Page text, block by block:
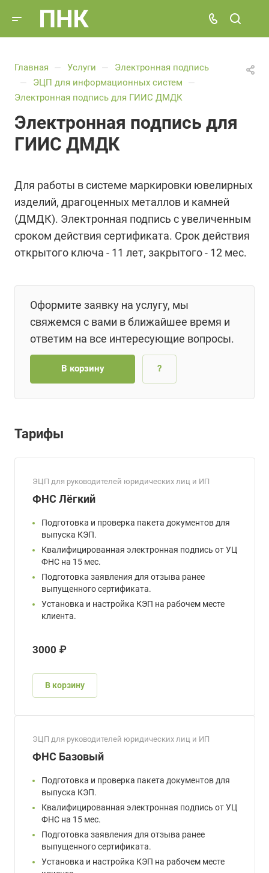
Главная — Услуги —
Электронная подпись
—
ЭЦП для информационных систем
—
Электронная подпись для ГИИС ДМДК
Электронная подпись для
ГИИС ДМДК
Для работы в системе маркировки ювелирных
изделий, драгоценных металлов и камней
(ДМДК). Электронная подпись с увеличенным
сроком действия сертификата. Срок действия
открытого ключа - 11 лет, закрытого - 12 мес.
Оформите заявку на услугу, мы
свяжемся с вами в ближайшее время и
ответим на все интересующие вопросы.
В корзину ?
Тарифы
ЭЦП для руководителей юридических лиц и ИП
ФНС Лёгкий
Подготовка и проверка пакета документов для
выпуска КЭП.
Квалифицированная электронная подпись от УЦ
ФНС на 15 мес.
Подготовка заявления для отзыва ранее
выпущенного сертификата.
Установка и настройка КЭП на рабочем месте
клиента.
3000 ₽
В корзину
ЭЦП для руководителей юридических лиц и ИП
ФНС Базовый
Подготовка и проверка пакета документов для
выпуска КЭП.
Квалифицированная электронная подпись от УЦ
ФНС на 15 мес.
Подготовка заявления для отзыва ранее
выпущенного сертификата.
Установка и настройка КЭП на рабочем месте